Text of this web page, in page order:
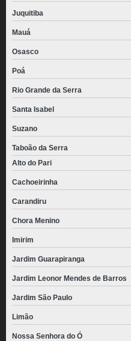
Juquitiba
Mauá
Osasco
Poá
Rio Grande da Serra
Santa Isabel
Suzano
Taboão da Serra
Alto do Pari
Cachoeirinha
Carandiru
Chora Menino
Imirim
Jardim Guarapiranga
Jardim Leonor Mendes de Barros
Jardim São Paulo
Limão
Nossa Senhora do Ó